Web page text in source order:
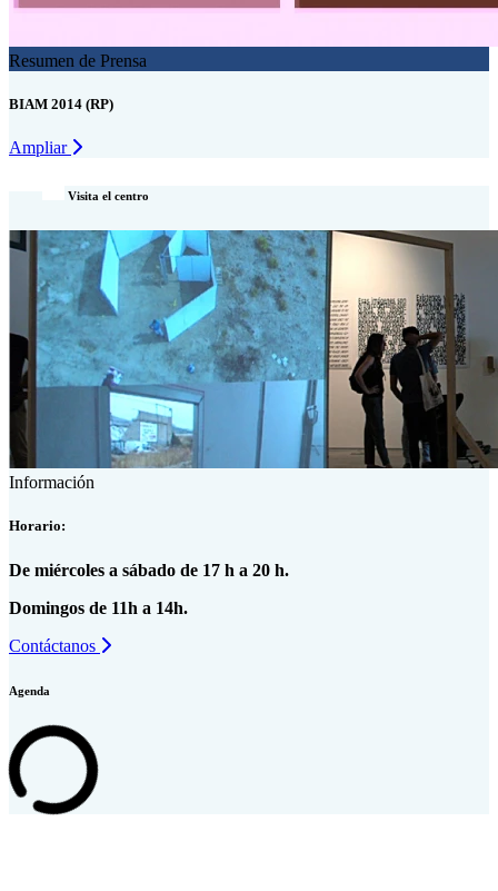
Resumen de Prensa
BIAM 2014 (RP)
Ampliar
Visita el centro
Información
Horario:
De miércoles a sábado de 17 h a 20 h.
Domingos de 11h a 14h.
Contáctanos
Agenda